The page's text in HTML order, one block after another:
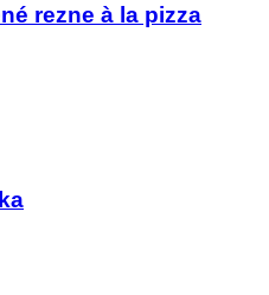
rezne à la pizza